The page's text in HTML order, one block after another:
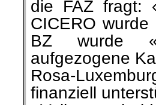
die FAZ fragt:
CICERO
BZ wurde
aufgezogene
Rosa-
finanziell